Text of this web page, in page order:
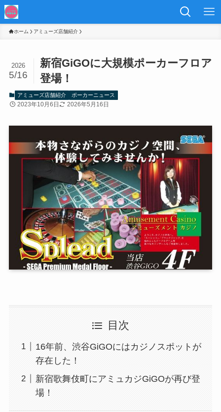
ホーム アミューズ店舗紹介
新宿GiGOに大規模ポーカーフロア
登場！
2026
5/16
アミューズ店舗紹介 ポーカーニュース
2023年10月6日 2026年5月16日
目次
16年前、渋谷GiGOにはカジノスポットが
存在した！
新宿歌舞伎町にアミュカジGiGOが再び登
場！